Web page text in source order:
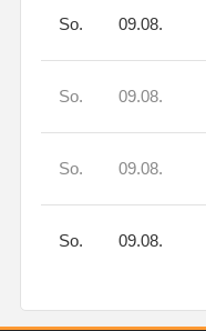
So. 09.08.
So. 09.08.
So. 09.08.
So. 09.08.